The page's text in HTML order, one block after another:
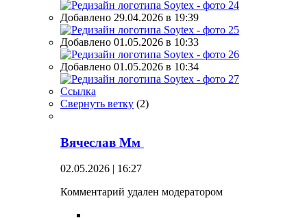
Добавлено 29.04.2026 в 19:39
Добавлено 01.05.2026 в 10:33
Добавлено 01.05.2026 в 10:34
Ссылка
Свернуть ветку (2)
Вячеслав Мм
02.05.2026 | 16:27
Комментарий удален модератором